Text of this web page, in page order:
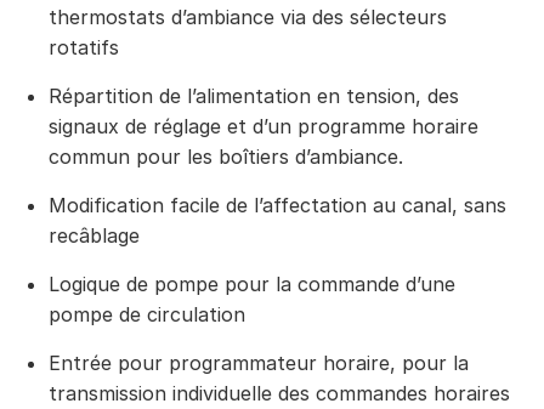
thermostats d’ambiance via des sélecteurs
rotatifs
Répartition de l’alimentation en tension, des
signaux de réglage et d’un programme horaire
commun pour les boîtiers d’ambiance.
Modification facile de l’affectation au canal, sans
recâblage
Logique de pompe pour la commande d’une
pompe de circulation
Entrée pour programmateur horaire, pour la
transmission individuelle des commandes horaires